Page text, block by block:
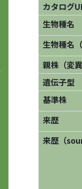
カタログ
生物種名
生物種名
親株（変
遺伝子型
基準株
来歴
来歴（